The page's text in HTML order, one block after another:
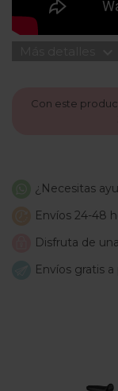
Con este
¿Necesitas
Envíos 24-48
Disfruta de
Envíos gratis